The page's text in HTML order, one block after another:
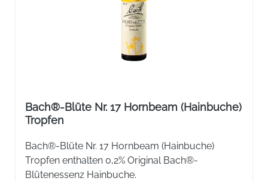
Bach®-Blüte Nr. 17 Hornbeam (Hainbuche)
Tropfen
Bach®-Blüte Nr. 17 Hornbeam (Hainbuche)
Tropfen enthalten 0,2% Original Bach®-
Blütenessenz Hainbuche.